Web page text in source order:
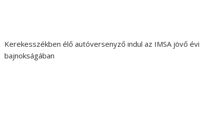
Kerekesszékben élő autóversenyző indul az IMSA jövő évi
bajnokságában